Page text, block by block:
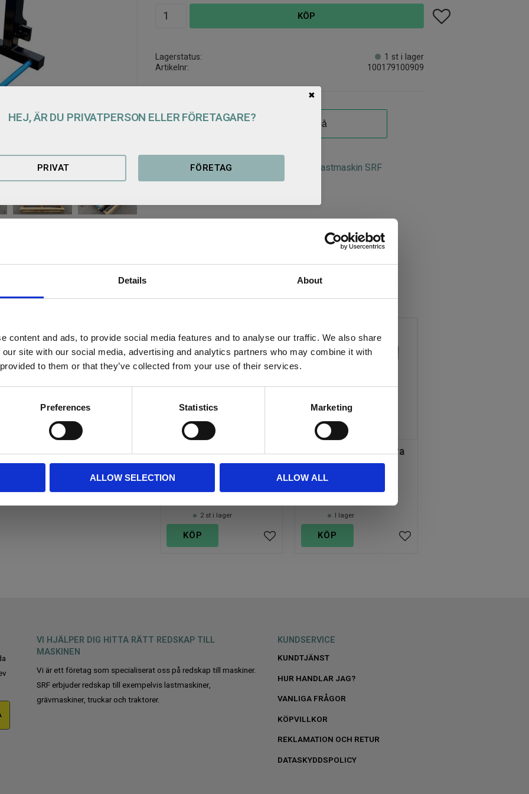
Details About
content and ads, to provide social media features and to analyse our traffic. We also share
site with our social media, advertising and analytics partners who may combine it with
to them or that they’ve collected from your use of their services.
Preferences Statistics Marketing
ALLOW SELECTION ALLOW ALL
KÖP Lägg till i favoriter
Lagerstatus
1 st i lager
Artikelnr
100179100909
Produktblad balspjut balgrip traktor lastmaskin SRF
förflyttas, staplas eller
min läge: 820 mm
Relaterade produkter
Balspjut Stora BM - 2
spjut
10 900
Lägg till i favoriter
2 st i lager
KÖP
Redskapsfäste Stora
BM
Priset är angivet per par.
1 590
Lägg till i favoriter
I lager
KÖP
VI HJÄLPER DIG HITTA RÄTT REDSKAP TILL
MASKINEN
Vi är ett företag som specialiserat oss på redskap till maskiner.
SRF erbjuder redskap till exempelvis lastmaskiner,
grävmaskiner, truckar och traktorer.
KUNDSERVICE
KUNDTJÄNST
HUR HANDLAR JAG?
VANLIGA FRÅGOR
KÖPVILLKOR
REKLAMATION OCH RETUR
DATASKYDDSPOLICY
HEJ, ÄR DU PRIVATPERSON ELLER FÖRETAGARE?
PRIVAT FÖRETAG
✖